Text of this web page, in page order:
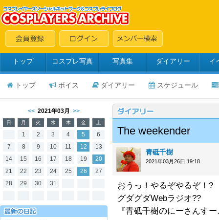
トップ コスプレ写真 写真集 ダイアリー イ
トップ ボイス ダイアリー スケジュール
<< 2021年03月 >>
日 月 火 水 木 金 土
1 2 3 4 5
6
7
8 9 10 11 12
13
14
15 16 17 18 19
20
21
22 23 24 25 26
27
28
29 30 31
The weekender
青砥千樹
2021年03月26日 19:18
おうっ！やるぞやるぞ！?
グダグダWebラジオ??
『青砥千樹のにーさんす